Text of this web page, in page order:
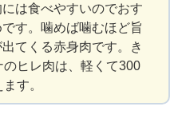
には食べやすいのでおす
す。噛めば噛むほど旨
出てくる赤身肉です。き
ヒレ肉は、軽くて300
す。